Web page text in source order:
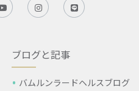
ブログと記事
バムルンラードヘルスブログ